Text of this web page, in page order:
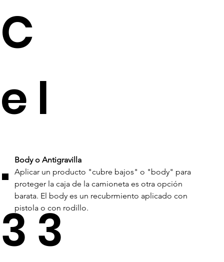
C
el
.
33
Body o Antigravilla
Aplicar un producto "cubre bajos" o "body" para
proteger la caja de la camioneta es otra opción
barata. El body es un recubrmiento aplicado con
pistola o con rodillo.